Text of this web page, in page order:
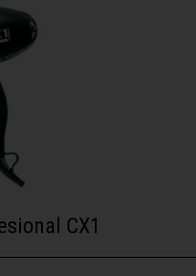
CX1